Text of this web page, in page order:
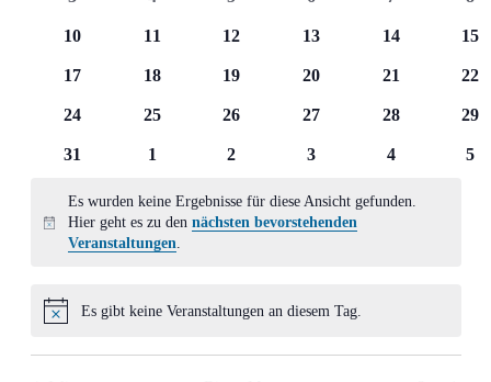
0
10
0
11
0
12
0
13
0
14
0
15
0
17
0
18
0
19
0
20
0
21
0
22
0
24
0
25
0
26
0
27
0
28
0
29
0
31
0
1
0
2
0
3
0
4
0
5
Hinweis
Es wurden keine Ergebnisse für diese Ansicht gefunden.
Hier geht es zu dennächsten bevorstehenden
Veranstaltungen.
Hinweis
Es gibt keine Veranstaltungen an diesem Tag.